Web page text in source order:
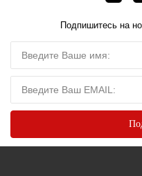
Подпишитесь на